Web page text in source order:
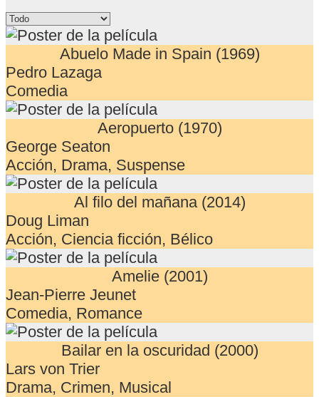
Abuelo Made in Spain (1969)
Pedro Lazaga
Comedia
Aeropuerto (1970)
George Seaton
Acción, Drama, Suspense
Al filo del mañana (2014)
Doug Liman
Acción, Ciencia ficción, Bélico
Amelie (2001)
Jean-Pierre Jeunet
Comedia, Romance
Bailar en la oscuridad (2000)
Lars von Trier
Drama, Crimen, Musical